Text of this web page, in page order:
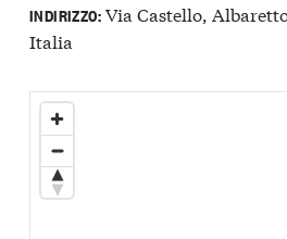
INDIRIZZO:Via Castello,
Italia